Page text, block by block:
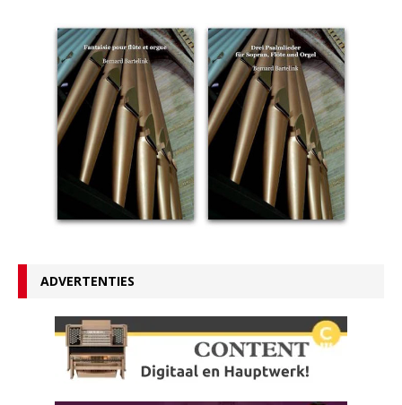
ADVERTENTIES